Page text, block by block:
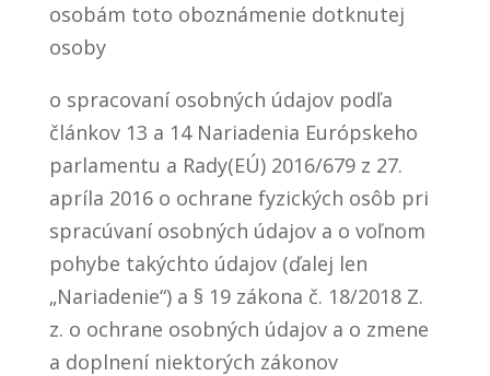
osobám toto oboznámenie dotknutej
osoby
o spracovaní osobných údajov podľa
článkov 13 a 14 Nariadenia Európskeho
parlamentu a Rady(EÚ) 2016/679 z 27.
apríla 2016 o ochrane fyzických osôb pri
spracúvaní osobných údajov a o voľnom
pohybe takýchto údajov (ďalej len
„Nariadenie“) a § 19 zákona č. 18/2018 Z.
z. o ochrane osobných údajov a o zmene
a doplnení niektorých zákonov